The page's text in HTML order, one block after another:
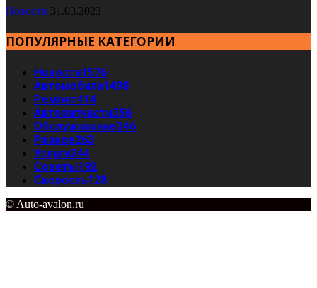
Новости 31.03.2023
ПОПУЛЯРНЫЕ КАТЕГОРИИ
Новости1576
Автомобили1498
Ремонт414
Автозапчасти356
Обслуживание346
Разное263
Услуги244
Советы192
Скорость128
© Auto-avalon.ru